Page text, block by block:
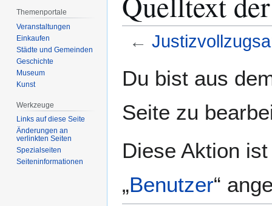
←
Navigation
Suche
Du bist aus
Seite zu
Diese Aktion
„Benutzer“
Themenportale
Veranstaltungen
Einkaufen
Städte und Gemeinden
Geschichte
Museum
Kunst
Werkzeuge
Links auf diese Seite
Änderungen an
verlinkten Seiten
Spezialseiten
Seiten­­informationen